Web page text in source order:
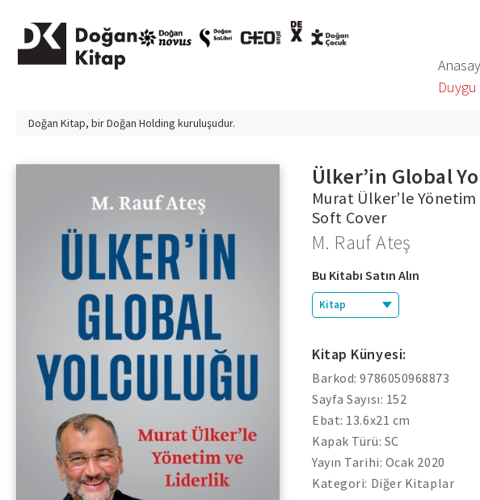
Doğan Kitap, birDoğan Holding kuruluşudur.
Ülker’in Global
Murat Ülker’le
Soft Cover
M. Rauf Ateş
Bu Kitabı Satın Alın
Kitap
Kitap Künyesi:
Barkod: 9786050968873
Sayfa Sayısı: 152
Ebat: 13.6x21 cm
Kapak Türü: SC
Yayın Tarihi: Ocak 2020
Kategori: Diğer Kitaplar